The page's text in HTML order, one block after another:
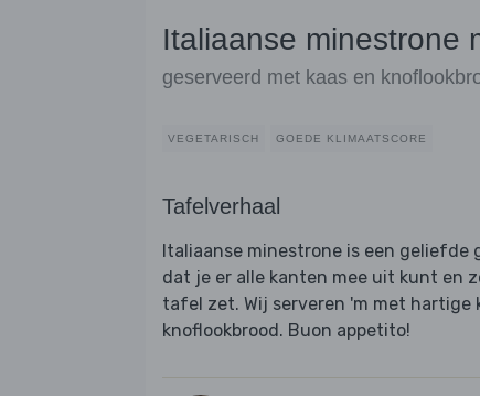
Italiaanse minestrone
geserveerd met kaas en
VEGETARISCH GOEDE KLIMAATSCORE
Tafelverhaal
Italiaanse minestrone is een geliefde
dat je er alle kanten mee uit kunt en
tafel zet. Wij serveren 'm met
knoflookbrood. Buon appetito!